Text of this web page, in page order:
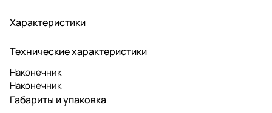
Характеристики
Технические характеристики
Наконечник
Наконечник
Габариты и упаковка